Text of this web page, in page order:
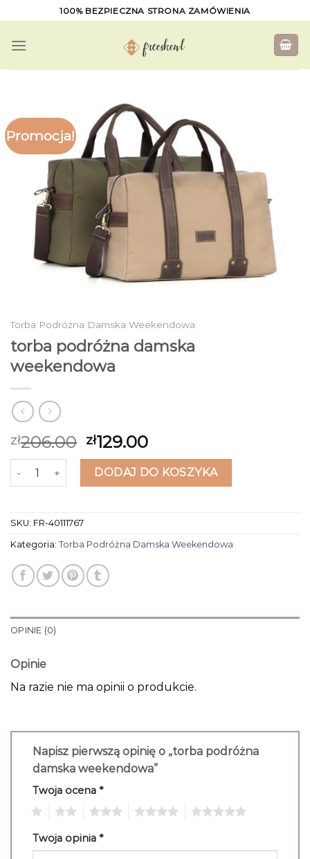
to
content
100% BEZPIECZNA STRONA ZAMÓWIENIA
Promocja!
Torba Podróżna Damska Weekendowa
torba podróżna damska
weekendowa
zł206.00 zł129.00
ilość torba podróżna damska weekendowa
DODAJ DO KOSZYKA
SKU: FR-40111767
Kategoria: Torba Podróżna Damska Weekendowa
OPINIE (0)
Opinie
Na razie nie ma opinii o produkcie.
Napisz pierwszą opinię o „torba podróżna
damska weekendowa”
Twoja ocena *
Twoja opinia *